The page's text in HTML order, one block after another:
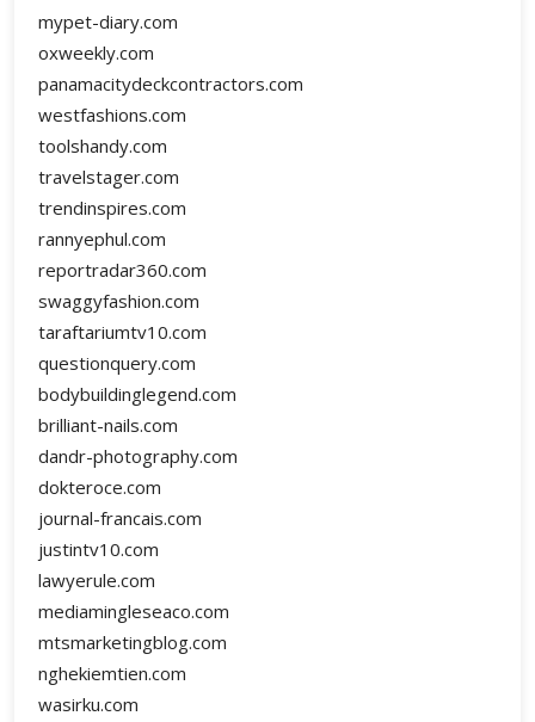
mypet-diary.com
oxweekly.com
panamacitydeckcontractors.com
westfashions.com
toolshandy.com
travelstager.com
trendinspires.com
rannyephul.com
reportradar360.com
swaggyfashion.com
taraftariumtv10.com
questionquery.com
bodybuildinglegend.com
brilliant-nails.com
dandr-photography.com
dokteroce.com
journal-francais.com
justintv10.com
lawyerule.com
mediamingleseaco.com
mtsmarketingblog.com
nghekiemtien.com
wasirku.com